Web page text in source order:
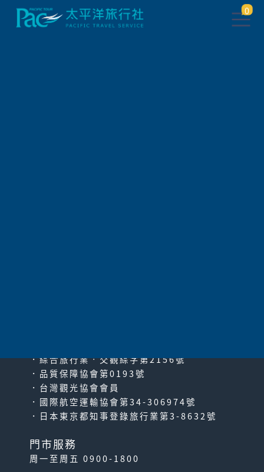
0
．綜合旅行業‧交觀綜字第2156號
．品質保障協會第0193號
．台灣觀光協會會員
．國際航空運輸協會第34-306974號
．日本東京都知事登錄旅行業第3-8632號
門市服務
周一至周五 0900-1800